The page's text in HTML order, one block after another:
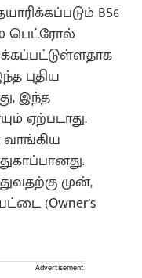
BS6
பெட்ரோல்
புதிய
இந்த
ஏற்படாது.
வாங்கிய
முன்,
(Owner's
Advertisement